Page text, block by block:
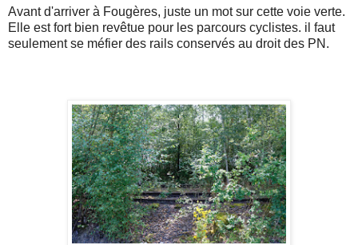
Avant d'arriver à Fougères, juste un mot sur cette voie verte.
Elle est fort bien revêtue pour les parcours cyclistes. il faut
seulement se méfier des rails conservés au droit des PN.